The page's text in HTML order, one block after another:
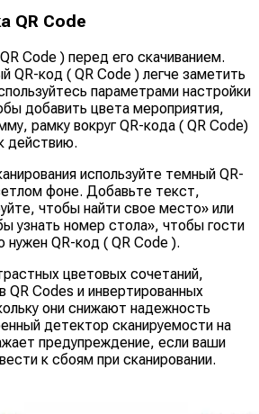
QR Code
Code ) перед его скачиванием.
код ( QR Code ) легче заметить
параметрами настройки
добавить цвета мероприятия,
рамку вокруг QR-кода ( QR Code)
действию.
используйте темный QR-
фоне. Добавьте текст,
чтобы найти свое место» или
узнать номер стола», чтобы гости
нужен QR-код ( QR Code ).
цветовых сочетаний,
QR Codes и инвертированных
они снижают надежность
детектор сканируемости на
предупреждение, если ваши
к сбоям при сканировании.